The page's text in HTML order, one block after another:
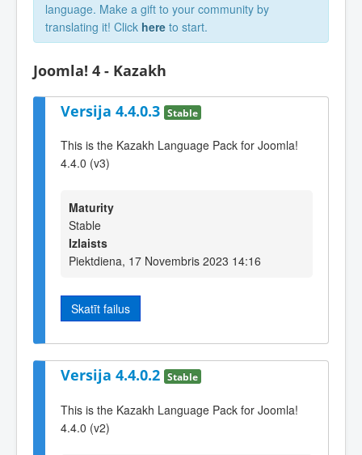
language. Make a gift to your community by
translating it! Click here to start.
Joomla! 4 - Kazakh
Versija 4.4.0.3 Stable
This is the Kazakh Language Pack for Joomla!
4.4.0 (v3)
Maturity
Stable
Izlaists
Piektdiena, 17 Novembris 2023 14:16
Skatīt failus
Versija 4.4.0.2 Stable
This is the Kazakh Language Pack for Joomla!
4.4.0 (v2)